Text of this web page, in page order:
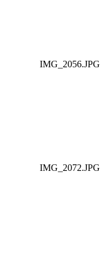
IMG_2056.JPG
IMG_2072.JPG